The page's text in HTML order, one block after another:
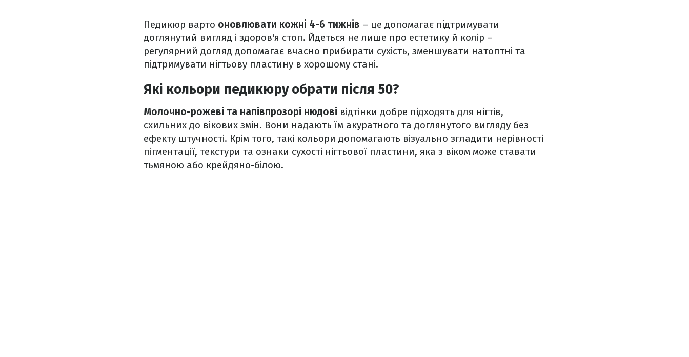
Педикюр варто оновлювати кожні 4-6 тижнів – це допомагає підтримувати
доглянутий вигляд і здоров'я стоп. Йдеться не лише про естетику й колір –
регулярний догляд допомагає вчасно прибирати сухість, зменшувати натоптні та
підтримувати нігтьову пластину в хорошому стані.
Які кольори педикюру обрати після 50?
Молочно-рожеві та напівпрозорі нюдові відтінки добре підходять для нігтів,
схильних до вікових змін. Вони надають їм акуратного та доглянутого вигляду без
ефекту штучності. Крім того, такі кольори допомагають візуально згладити нерівності
пігментації, текстури та ознаки сухості нігтьової пластини, яка з віком може ставати
тьмяною або крейдяно-білою.